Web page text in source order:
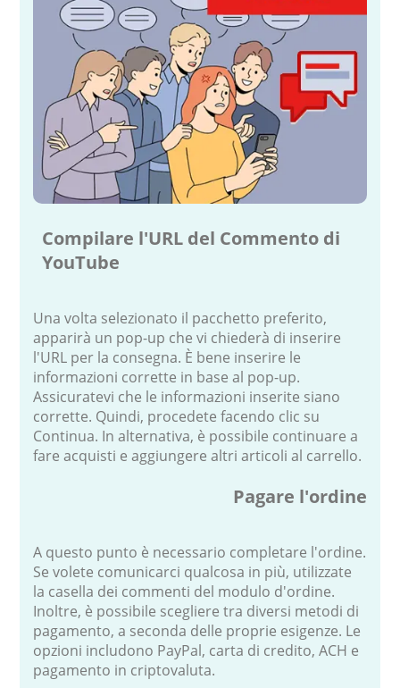
Compilare l'URL del Commento di
YouTube
Una volta selezionato il pacchetto preferito,
apparirà un pop-up che vi chiederà di inserire
l'URL per la consegna. È bene inserire le
informazioni corrette in base al pop-up.
Assicuratevi che le informazioni inserite siano
corrette. Quindi, procedete facendo clic su
Continua. In alternativa, è possibile continuare a
fare acquisti e aggiungere altri articoli al carrello.
Pagare l'ordine
A questo punto è necessario completare l'ordine.
Se volete comunicarci qualcosa in più, utilizzate
la casella dei commenti del modulo d'ordine.
Inoltre, è possibile scegliere tra diversi metodi di
pagamento, a seconda delle proprie esigenze. Le
opzioni includono PayPal, carta di credito, ACH e
pagamento in criptovaluta.